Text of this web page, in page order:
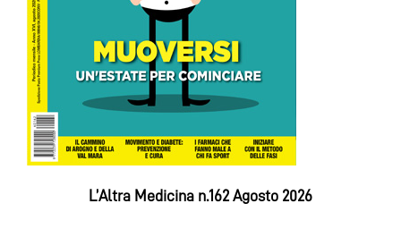
L’Altra Medicina n.162 Agosto 2026